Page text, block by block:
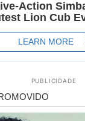
PUBLICIDADE